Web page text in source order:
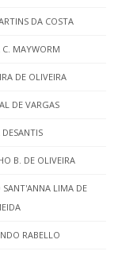
DA COSTA
C. MAYWORM
DE OLIVEIRA
DE VARGAS
B. DE OLIVEIRA
LIMA DE
RABELLO